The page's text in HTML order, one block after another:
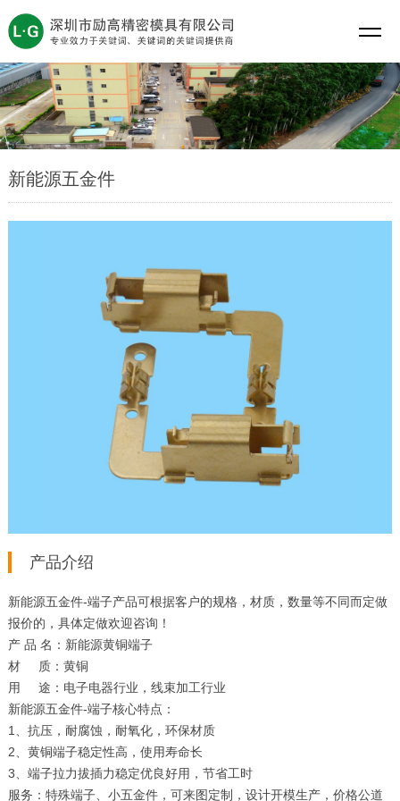
新能源五金件
产品介绍
新能源五金件-端子产品可根据客户的规格，材质，数量等不同而定做
报价的，具体定做欢迎咨询！
产 品 名：新能源黄铜端子
材 质：黄铜
用 途：电子电器行业，线束加工行业
新能源五金件-端子核心特点：
1、抗压，耐腐蚀，耐氧化，环保材质
2、黄铜端子稳定性高，使用寿命长
3、端子拉力拔插力稳定优良好用，节省工时
服务：特殊端子、小五金件，可来图定制，设计开模生产，价格公道